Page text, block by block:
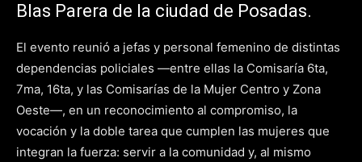
Blas Parera de la ciudad de Posadas.
El evento reunió a jefas y personal femenino de distintas
dependencias policiales —entre ellas la Comisaría 6ta,
7ma, 16ta, y las Comisarías de la Mujer Centro y Zona
Oeste—, en un reconocimiento al compromiso, la
vocación y la doble tarea que cumplen las mujeres que
integran la fuerza: servir a la comunidad y, al mismo